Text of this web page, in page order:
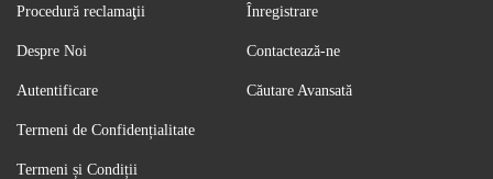
Procedură reclamaţii
Despre Noi
Autentificare
Înregistrare
Contactează-ne
Căutare Avansată
Termeni de Confidențialitate
Termeni și Condiții